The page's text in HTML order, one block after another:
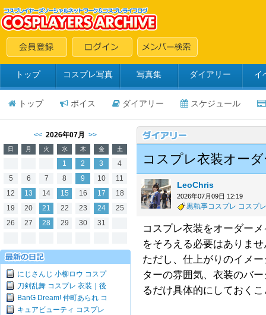
トップ コスプレ写真 写真集 ダイアリー イ
トップ ボイス ダイアリー スケジュール
<< 2026年07月 >>
日 月 火 水 木 金 土
1 2 3
4
5
6 7 8 9 10
11
12
13 14 15 16 17
18
19
20 21 22 23 24
25
26
27 28 29 30 31
にじさんじ 小柳ロウ コスプ
刀剣乱舞 コスプレ 衣装｜後
BanG Dream! 仲町あられ コ
キュアビューティ コスプレ
コスプレ衣装オー
LeoChris
2026年07月09日 12:19
黒執事コスプレ コスプ
コスプレ衣装をオーダー
をそろえる必要はありませ
ただし、仕上がりのイメ
ターの雰囲気、衣装のバ
るだけ具体的にしておく